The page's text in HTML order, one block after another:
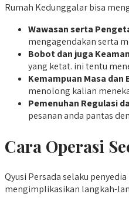
Rumah Kedunggalar bisa
Wawasan serta
mengagendakan serta
Bobot dan juga
yang ketat. ini tentu
Kemampuan Masa dan
menolong kalian
Pemenuhan Regulasi
pesanan anda pantas
Cara Operasi
Qyusi Persada selaku
mengimplikasikan langkah-